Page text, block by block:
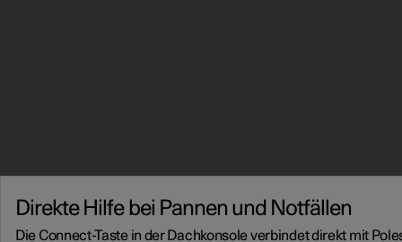
Direkte Hilfe bei Pannen und Notfällen
Die Connect-Taste in der Dachkonsole verbindet direkt mit